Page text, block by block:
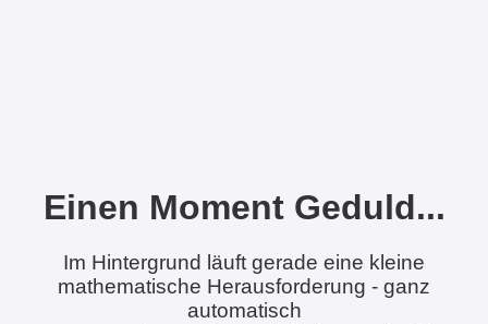
Einen Moment Geduld...
Im Hintergrund läuft gerade eine kleine
mathematische Herausforderung - ganz
automatisch